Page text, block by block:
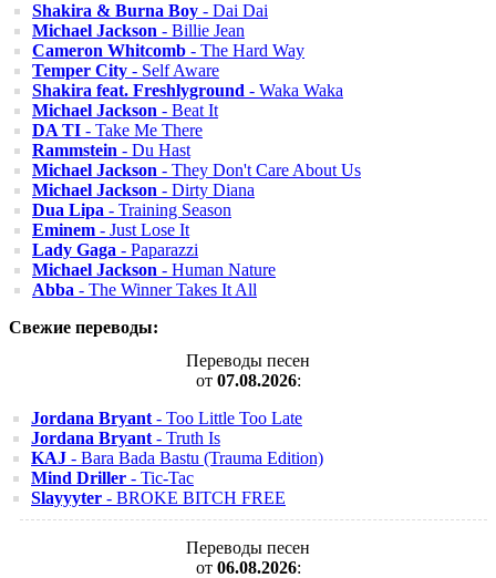
Shakira & Burna Boy - Dai Dai
Michael Jackson - Billie Jean
Cameron Whitcomb - The Hard Way
Temper City - Self Aware
Shakira feat. Freshlyground - Waka Waka
Michael Jackson - Beat It
DA TI - Take Me There
Rammstein - Du Hast
Michael Jackson - They Don't Care About Us
Michael Jackson - Dirty Diana
Dua Lipa - Training Season
Eminem - Just Lose It
Lady Gaga - Paparazzi
Michael Jackson - Human Nature
Abba - The Winner Takes It All
Свежие переводы:
Переводы песен
от 07.08.2026:
Jordana Bryant - Too Little Too Late
Jordana Bryant - Truth Is
KAJ - Bara Bada Bastu (Trauma Edition)
Mind Driller - Tic-Tac
Slayyyter - BROKE BITCH FREE
Переводы песен
от 06.08.2026: